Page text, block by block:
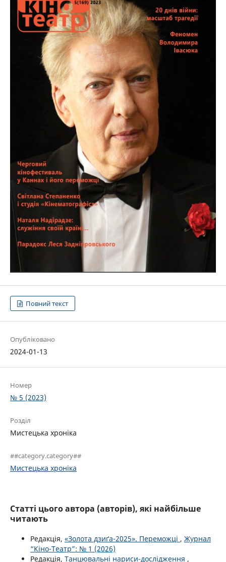
Повний текст
Опубліковано
2024-01-13
Номер
№ 5 (2023)
Розділ
Мистецька хроніка
##category.category##
Мистецька хроніка
Статті цього автора (авторів), які найбільше
читають
Редакція, «Золота дзиґа-2025». Переможці , Журнал
“Кіно-Театр”: № 1 (2026)
Редакція, Танцювальні нариси-дослідження ,